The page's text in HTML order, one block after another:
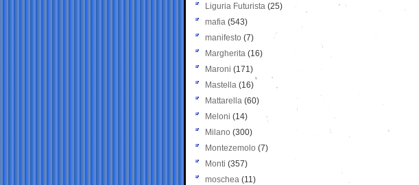
Liguria Futurista (25)
mafia (543)
manifesto (7)
Margherita (16)
Maroni (171)
Mastella (16)
Mattarella (60)
Meloni (14)
Milano (300)
Montezemolo (7)
Monti (357)
moschea (11)